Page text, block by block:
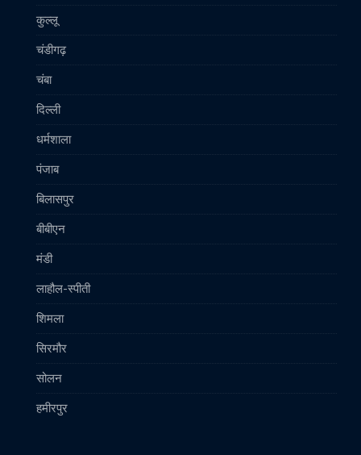
कुल्लू
चंडीगढ़
चंबा
दिल्ली
धर्मशाला
पंजाब
बिलासपुर
बीबीएन
मंडी
लाहौल-स्पीती
शिमला
सिरमौर
सोलन
हमीरपुर